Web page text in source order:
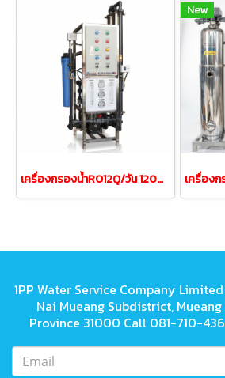
เครื่องกรองน้ำRO12Q/วัน 12000ลิตรต่อวัน (เฟรมสแตนเลส)
New
1PP Water Service Company
Nai Mueang Subdistrict,
Province 31000 Call 081-710-